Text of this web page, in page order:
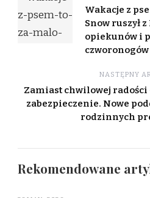
Wakacje z
Snow ruszył
opiekunów i
czworonogów
NASTĘPNY
Zamiast chwilowej radości
zabezpieczenie. Nowe
rodzinnych
Rekomendowane